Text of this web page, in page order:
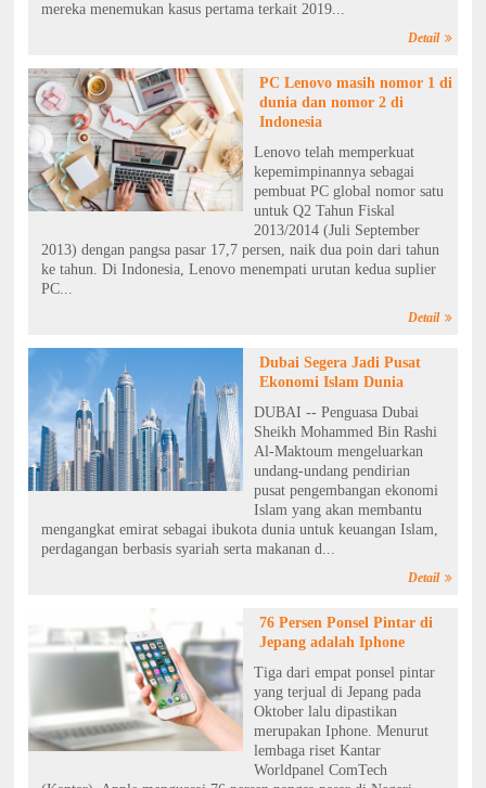
mereka menemukan kasus pertama terkait 2019...
Detail
PC Lenovo masih nomor 1 di
dunia dan nomor 2 di
Indonesia
Lenovo telah memperkuat
kepemimpinannya sebagai
pembuat PC global nomor satu
untuk Q2 Tahun Fiskal
2013/2014 (Juli September
2013) dengan pangsa pasar 17,7 persen, naik dua poin dari tahun
ke tahun. Di Indonesia, Lenovo menempati urutan kedua suplier
PC...
Detail
Dubai Segera Jadi Pusat
Ekonomi Islam Dunia
DUBAI -- Penguasa Dubai
Sheikh Mohammed Bin Rashi
Al-Maktoum mengeluarkan
undang-undang pendirian
pusat pengembangan ekonomi
Islam yang akan membantu
mengangkat emirat sebagai ibukota dunia untuk keuangan Islam,
perdagangan berbasis syariah serta makanan d...
Detail
76 Persen Ponsel Pintar di
Jepang adalah Iphone
Tiga dari empat ponsel pintar
yang terjual di Jepang pada
Oktober lalu dipastikan
merupakan Iphone. Menurut
lembaga riset Kantar
Worldpanel ComTech